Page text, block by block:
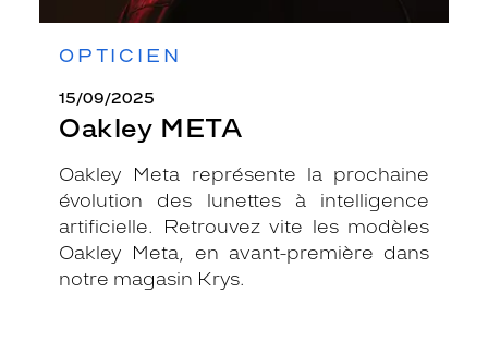
OPTICIEN
15/09/2025
Oakley META
Oakley Meta représente la prochaine
évolution des lunettes à intelligence
artificielle. Retrouvez vite les modèles
Oakley Meta, en avant-première dans
notre magasin Krys.